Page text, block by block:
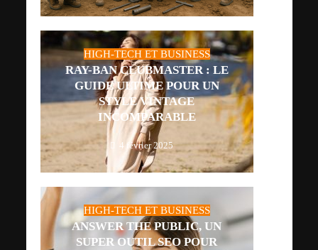
HIGH-TECH ET BUSINESS
RAY-BAN CLUBMASTER : LE
GUIDE ULTIME POUR UN
STYLE VINTAGE
INCOMPARABLE
4 février 2025
HIGH-TECH ET BUSINESS
ANSWER THE PUBLIC, UN
SUPER OUTIL SEO POUR